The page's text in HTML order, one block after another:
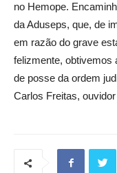
no Hemope.
da Aduseps, que, de
em razão do grave
felizmente, obtivemos
de posse da ordem
Carlos Freitas,